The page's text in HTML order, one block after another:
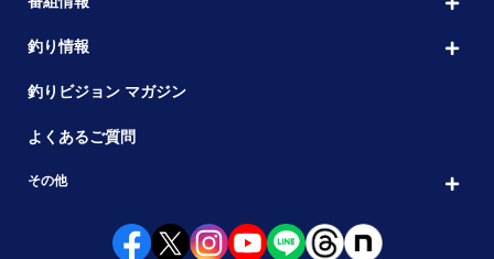
釣り情報
釣りビジョン マガジン
よくあるご質問
その他